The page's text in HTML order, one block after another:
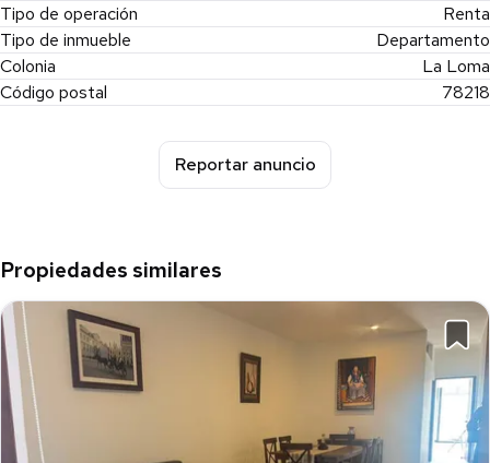
Tipo de operación
Renta
Tipo de inmueble
Departamento
Colonia
La Loma
Código postal
78218
Reportar anuncio
Propiedades similares